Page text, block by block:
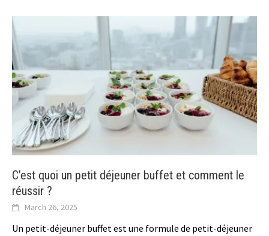
C’est quoi un petit déjeuner buffet et comment le
réussir ?
March 26, 2025
Un petit-déjeuner buffet est une formule de petit-déjeuner